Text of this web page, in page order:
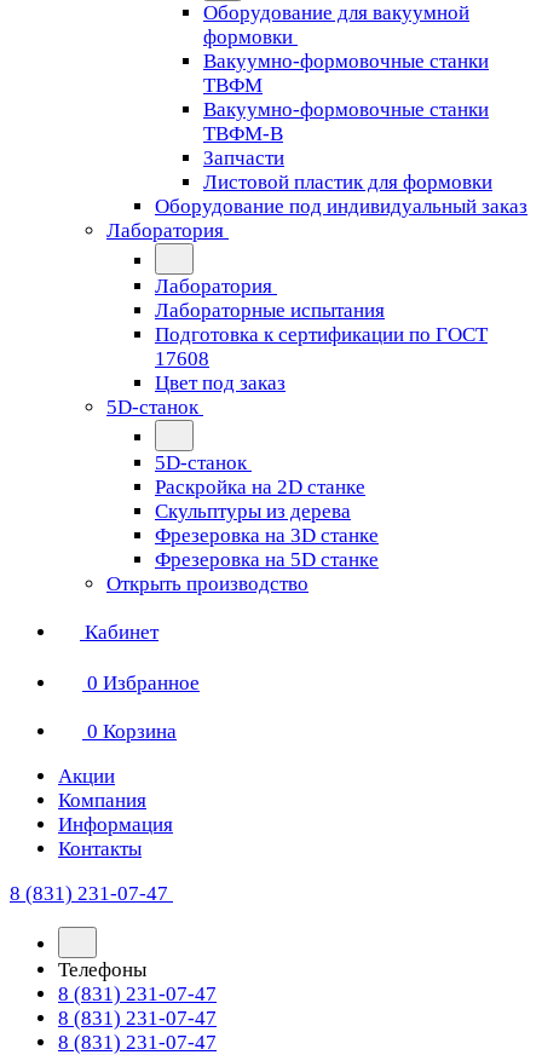
Оборудование для вакуумной
формовки
Вакуумно-формовочные станки
ТВФМ
Вакуумно-формовочные станки
ТВФМ-В
Запчасти
Листовой пластик для формовки
Оборудование под индивидуальный заказ
Лаборатория
Лаборатория
Лабораторные испытания
Подготовка к сертификации по ГОСТ
17608
Цвет под заказ
5D-станок
5D-станок
Раскройка на 2D станке
Скульптуры из дерева
Фрезеровка на 3D станке
Фрезеровка на 5D станке
Открыть производство
Кабинет
0 Избранное
0 Корзина
Акции
Компания
Информация
Контакты
8 (831) 231-07-47
Телефоны
8 (831) 231-07-47
8 (831) 231-07-47
8 (831) 231-07-47